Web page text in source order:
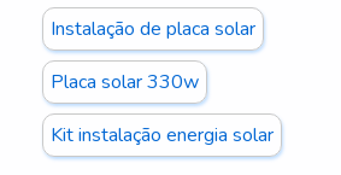
Instalação de placa solar
Placa solar 330w
Kit instalação energia solar